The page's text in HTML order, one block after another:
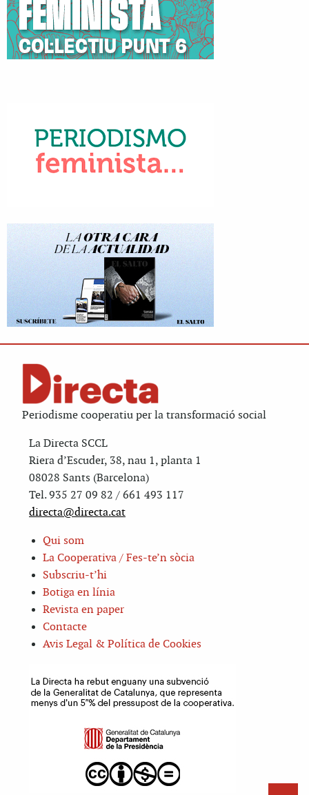
Periodisme cooperatiu per la transformació social
La Directa SCCL
Riera d’Escuder, 38, nau 1, planta 1
08028 Sants (Barcelona)
Tel. 935 27 09 82 / 661 493 117
directa@directa.cat
Qui som
La Cooperativa / Fes-te’n sòcia
Subscriu-t’hi
Botiga en línia
Revista en paper
Contacte
Avis Legal & Política de Cookies